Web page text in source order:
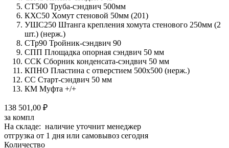
СТ500 Труба-сэндвич 500мм
КХС50 Хомут стеновой 50мм (201)
УШС250 Штанга крепления хомута стенового 250мм (2
шт.) (нерж.)
СТр90 Тройник-сэндвич 90
СПП Площадка опорная сэндвич 50 мм
ССК Сборник конденсата-сэндвич 50 мм
КПНО Пластина с отверстием 500х500 (нерж.)
СС Старт-сэндвич 50 мм
КМ Муфта +/+
138 501,00 ₽
за компл
На складе: наличие уточнит менеджер
отгрузка от 1 дня или самовывоз сегодня
Количество